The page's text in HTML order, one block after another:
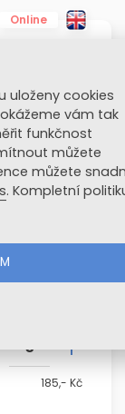
Online
mají
do
vedoucí a
185,- Kč
uloženy cookies
vám tak
funkčnost
můžete
můžete
. Kompletní